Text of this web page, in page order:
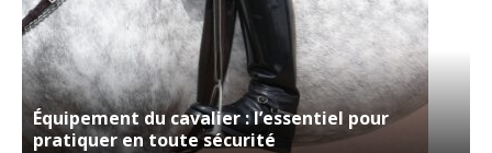
Équipement du cavalier : l’essentiel pour
pratiquer en toute sécurité